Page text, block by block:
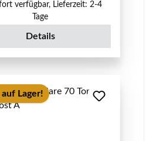
verfügbar, Lieferzeit: 2-4
Tage
Details
auf Lager!